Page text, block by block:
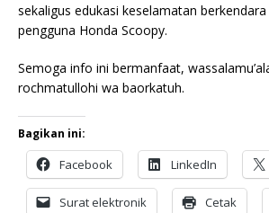
sekaligus edukasi keselamatan
pengguna Honda Scoopy.
Semoga info ini bermanfaat,
rochmatullohi wa baorkatuh.
Bagikan ini:
Facebook LinkedIn
Surat elektronik Cetak